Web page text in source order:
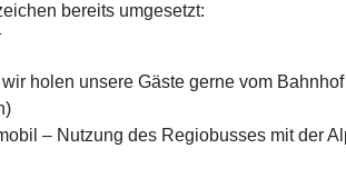
bereits umgesetzt:
holen unsere Gäste gerne vom
– Nutzung des Regiobusses mit der